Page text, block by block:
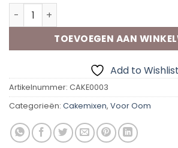
Piece of Cake - Oom aantal
TOEVOEGEN AAN
Add to Wishlist
Artikelnummer: CAKE0003
Categorieën: Cakemixen, Voor Oom